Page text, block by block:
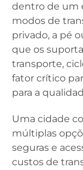
dentro de um
modos de
privado, a pé
que os
transporte,
fator crítico
para a
Uma cidade
múltiplas
seguras e
custos de